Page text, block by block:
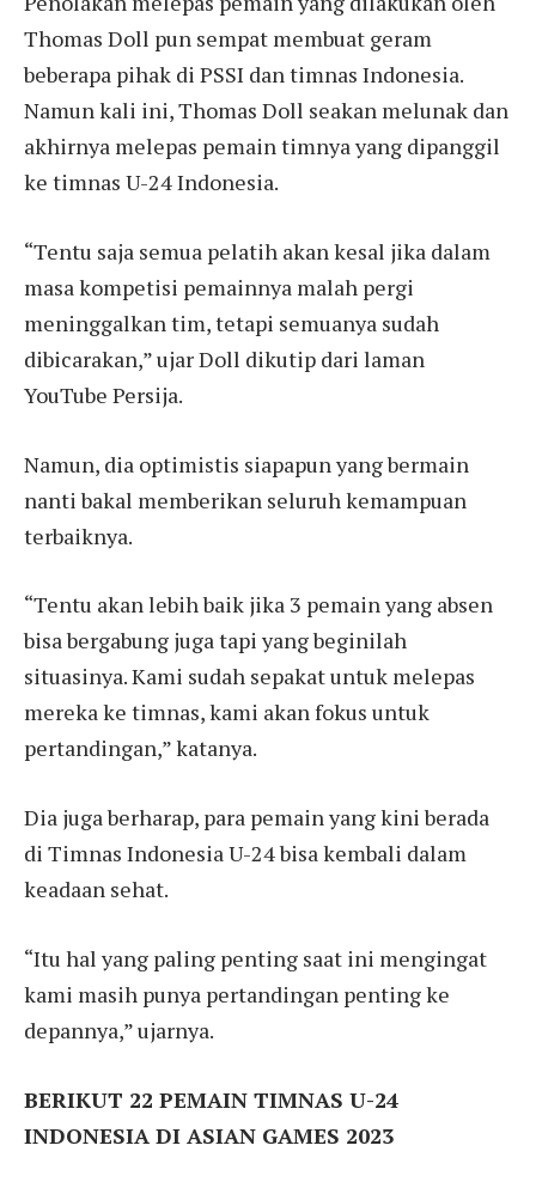
Thomas Doll pun sempat membuat geram
beberapa pihak di PSSI dan timnas Indonesia.
Namun kali ini, Thomas Doll seakan melunak dan
akhirnya melepas pemain timnya yang dipanggil
ke timnas U-24 Indonesia.
“Tentu saja semua pelatih akan kesal jika dalam
masa kompetisi pemainnya malah pergi
meninggalkan tim, tetapi semuanya sudah
dibicarakan,” ujar Doll dikutip dari laman
YouTube Persija.
Namun, dia optimistis siapapun yang bermain
nanti bakal memberikan seluruh kemampuan
terbaiknya.
“Tentu akan lebih baik jika 3 pemain yang absen
bisa bergabung juga tapi yang beginilah
situasinya. Kami sudah sepakat untuk melepas
mereka ke timnas, kami akan fokus untuk
pertandingan,” katanya.
Dia juga berharap, para pemain yang kini berada
di Timnas Indonesia U-24 bisa kembali dalam
keadaan sehat.
“Itu hal yang paling penting saat ini mengingat
kami masih punya pertandingan penting ke
depannya,” ujarnya.
BERIKUT 22 PEMAIN TIMNAS U-24
INDONESIA DI ASIAN GAMES 2023